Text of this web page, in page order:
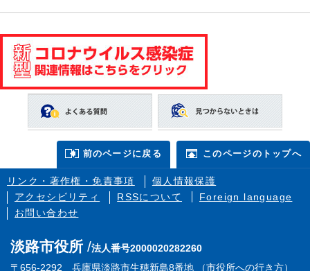
前のページに戻る このページのトップへ
リンク・著作権・免責事項
個人情報保護
アクセシビリティ
RSSについて
Foreign language
お問い合わせ
淡路市役所
法人番号2000020282260
〒656-2292 兵庫県淡路市生穂新島8番地 （市役所への行き方）